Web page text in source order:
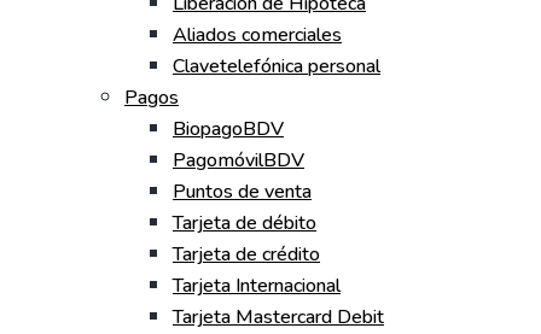
Aliados comerciales
Clavetelefónica personal
Pagos
BiopagoBDV
PagomóvilBDV
Puntos de venta
Tarjeta de débito
Tarjeta de crédito
Tarjeta Internacional
Tarjeta Mastercard Debit